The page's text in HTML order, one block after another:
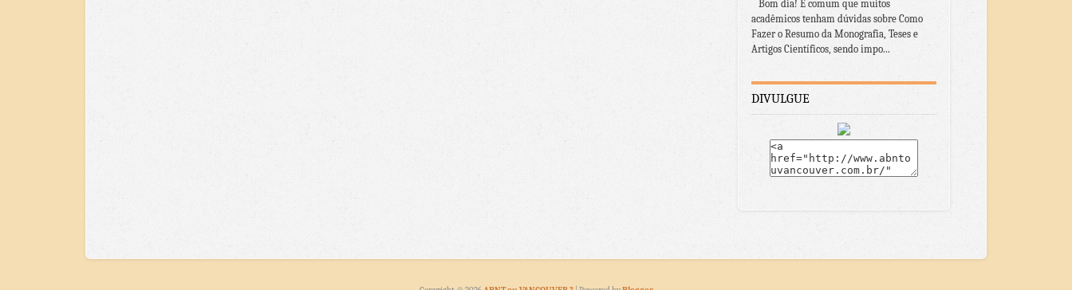
Bom dia! É comum que muitos
acadêmicos tenham dúvidas sobre Como
Fazer o Resumo da Monografia, Teses e
Artigos Científicos, sendo impo...
DIVULGUE